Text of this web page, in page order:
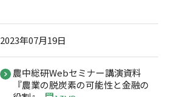
2023年07月19日
農中総研Webセミナー講演資料
『農業の脱炭素の可能性と金融の